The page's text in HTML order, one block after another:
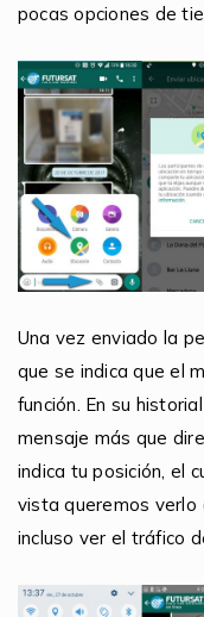
pocas opciones de
Una vez enviado la
que se indica que el
función. En su
mensaje más que
indica tu posición, el
vista queremos verlo
incluso ver el tráfico